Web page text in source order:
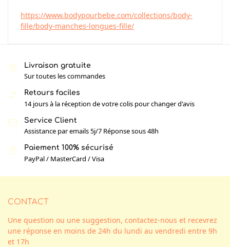
https://www.bodypourbebe.com/collections/body-
fille/body-manches-longues-fille/
Livraison gratuite
Sur toutes les commandes
Retours faciles
14 jours à la réception de votre colis pour changer d'avis
Service Client
Assistance par emails 5j/7 Réponse sous 48h
Paiement 100% sécurisé
PayPal / MasterCard / Visa
CONTACT
Une question ou une suggestion, contactez-nous et recevrez
une réponse en moins de 24h du lundi au vendredi entre 9h
et 17h